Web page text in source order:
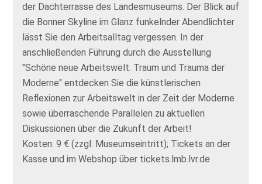
der Dachterrasse des Landesmuseums. Der Blick auf
die Bonner Skyline im Glanz funkelnder Abendlichter
lässt Sie den Arbeitsalltag vergessen. In der
anschließenden Führung durch die Ausstellung
"Schöne neue Arbeitswelt. Traum und Trauma der
Moderne" entdecken Sie die künstlerischen
Reflexionen zur Arbeitswelt in der Zeit der Moderne
sowie überraschende Parallelen zu aktuellen
Diskussionen über die Zukunft der Arbeit!
Kosten: 9 € (zzgl. Museumseintritt); Tickets an der
Kasse und im Webshop über tickets.lmb.lvr.de